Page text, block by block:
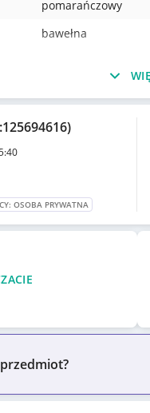
pomarańczowy
bawełna
OSOBA PRYWATNA